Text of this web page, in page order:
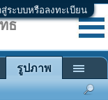
สู่ระบบหรือลงทะเบียน
ธ
รูปภาพ